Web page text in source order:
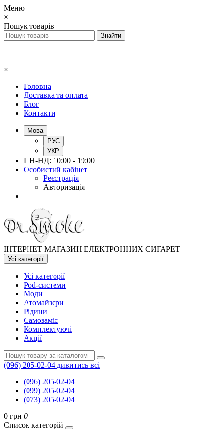
Меню
×
Пошук товарів
×
Головна
Доставка та оплата
Блог
Контакти
Мова
РУС
УКР
ПН-НД: 10:00 - 19:00
Особистий кабінет
Реєстрація
Авторизація
ІНТЕРНЕТ МАГАЗИН ЕЛЕКТРОННИХ СИГАРЕТ
Усі категорії
Усі категорії
Pod-системи
Моди
Атомайзери
Рідини
Самозаміс
Комплектуючі
Акції
(096) 205-02-04 дивитись всі
(096) 205-02-04
(099) 205-02-04
(073) 205-02-04
0 грн 0
Список категорій